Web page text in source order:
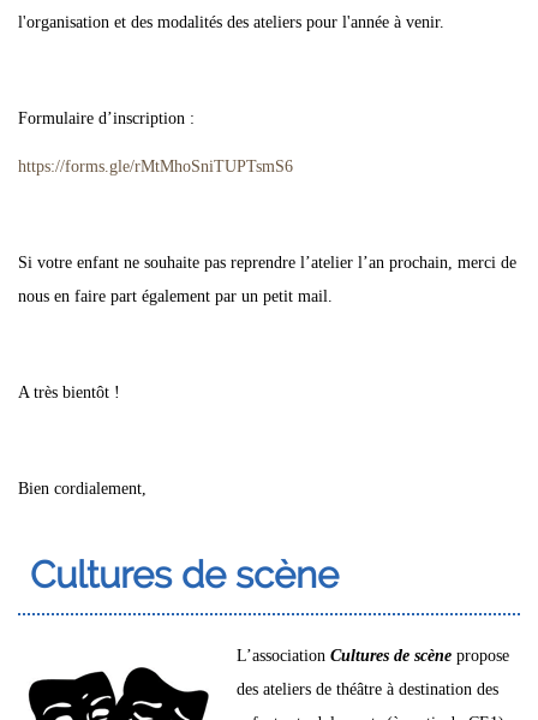
l'organisation et des modalités des ateliers pour l'année à venir.
Formulaire d’inscription :
https://forms.gle/rMtMhoSniTUPTsmS6
Si votre enfant ne souhaite pas reprendre l’atelier l’an prochain, merci de
nous en faire part également par un petit mail.
A très bientôt !
Bien cordialement,
Cultures de scène
L’association Cultures de scène propose
des ateliers de théâtre à destination des